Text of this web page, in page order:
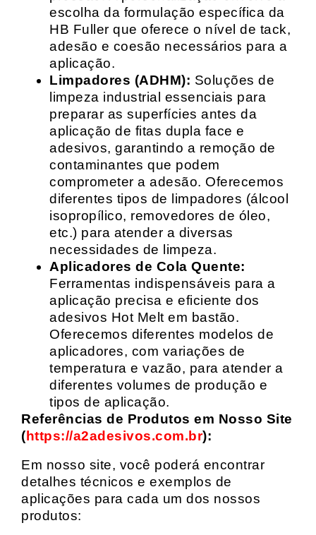
escolha da formulação específica da
HB Fuller que oferece o nível de tack,
adesão e coesão necessários para a
aplicação.
Limpadores (ADHM): Soluções de
limpeza industrial essenciais para
preparar as superfícies antes da
aplicação de fitas dupla face e
adesivos, garantindo a remoção de
contaminantes que podem
comprometer a adesão. Oferecemos
diferentes tipos de limpadores (álcool
isopropílico, removedores de óleo,
etc.) para atender a diversas
necessidades de limpeza.
Aplicadores de Cola Quente:
Ferramentas indispensáveis para a
aplicação precisa e eficiente dos
adesivos Hot Melt em bastão.
Oferecemos diferentes modelos de
aplicadores, com variações de
temperatura e vazão, para atender a
diferentes volumes de produção e
tipos de aplicação.
Referências de Produtos em Nosso Site
(https://a2adesivos.com.br):
Em nosso site, você poderá encontrar
detalhes técnicos e exemplos de
aplicações para cada um dos nossos
produtos: